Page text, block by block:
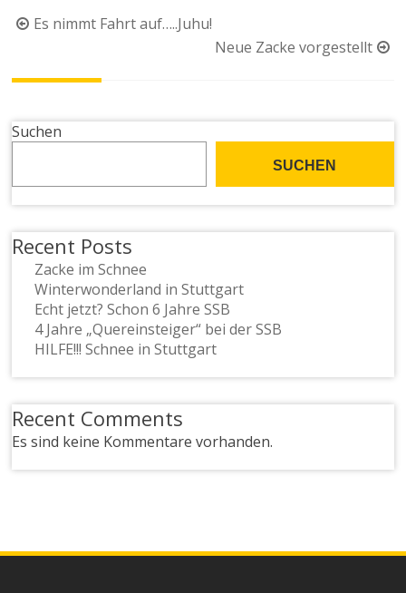
Beitragsnavigation
Es nimmt Fahrt auf…..Juhu!
Neue Zacke vorgestellt
Suchen
SUCHEN
Recent Posts
Zacke im Schnee
Winterwonderland in Stuttgart
Echt jetzt? Schon 6 Jahre SSB
4 Jahre „Quereinsteiger“ bei der SSB
HILFE!!! Schnee in Stuttgart
Recent Comments
Es sind keine Kommentare vorhanden.